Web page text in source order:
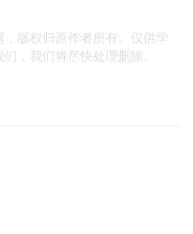
版权归原作者所有。仅供学
，我们将尽快处理删除。